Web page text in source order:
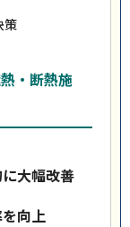
策
・断熱施
大幅改善
向上